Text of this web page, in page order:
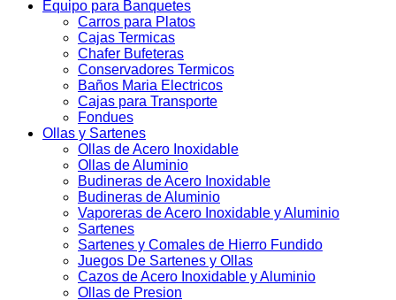
Equipo para Banquetes
Carros para Platos
Cajas Termicas
Chafer Bufeteras
Conservadores Termicos
Baños Maria Electricos
Cajas para Transporte
Fondues
Ollas y Sartenes
Ollas de Acero Inoxidable
Ollas de Aluminio
Budineras de Acero Inoxidable
Budineras de Aluminio
Vaporeras de Acero Inoxidable y Aluminio
Sartenes
Sartenes y Comales de Hierro Fundido
Juegos De Sartenes y Ollas
Cazos de Acero Inoxidable y Aluminio
Ollas de Presion